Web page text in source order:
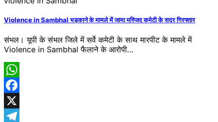
Violence in Sambhal भड़काने के मामले में जामा मस्जिद कमेटी के सदर गिरफ्तार
संभल। यूपी के संभल जिले में सर्वे कमेटी के साथ मारपीट के मामले में
Violence in Sambhal फैलाने के आरोपी…
WhatsApp
Facebook
X